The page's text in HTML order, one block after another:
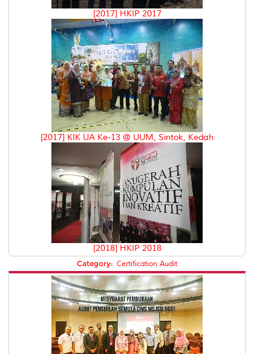
[2017] HKIP 2017
[2017] KIK UA Ke-13 @ UUM, Sintok, Kedah
[2018] HKIP 2018
Category: Certification Audit